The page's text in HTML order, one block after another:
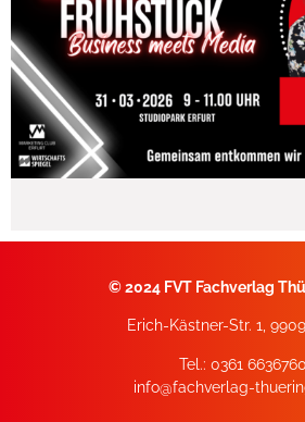
©2024 FVT Fachverlag
Erich-Kästner-Str. 1,
Tel.: 0361 6636760
info@fachverlag-